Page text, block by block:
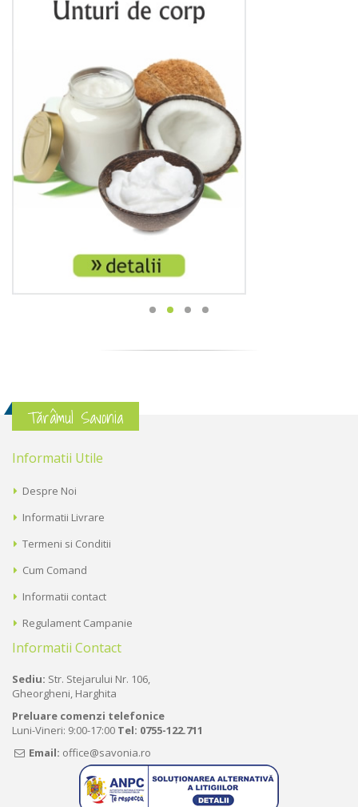
Tărâmul Savonia
Informatii Utile
Despre Noi
Informatii Livrare
Termeni si Conditii
Cum Comand
Informatii contact
Regulament Campanie
Informatii Contact
Sediu: Str. Stejarului Nr. 106,
Gheorgheni, Harghita
Preluare comenzi telefonice
Luni-Vineri: 9:00-17:00 Tel: 0755-122.711
Email: office@savonia.ro